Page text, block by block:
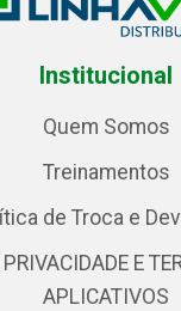
Institucional
Quem Somos
Treinamentos
de Troca e
E
APLICATIVOS